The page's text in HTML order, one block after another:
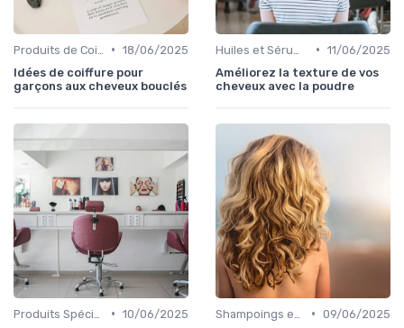
• 18/06/2025
Idées de coiffure pour
garçons aux cheveux bouclés
• 11/06/2025
Améliorez la texture de vos
cheveux avec la poudre
• 10/06/2025
• 09/06/2025